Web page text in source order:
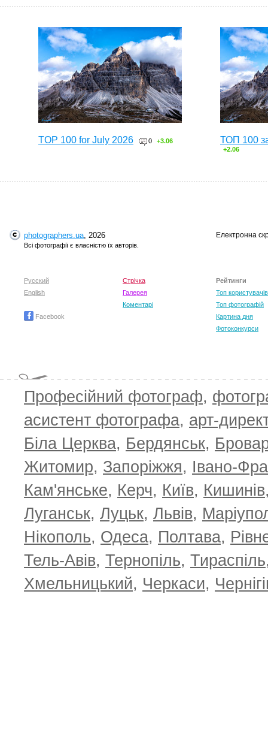
TOP 100 for July 2026 0 +3.06 ТОП 100
+2.06
TOP 100 for May 2026 0 +6.59 ТОП 100
+4.30
photographers.ua, 2026
Всі фотографії є власністю їх авторів.
Електронна
Русский
English
Facebook
Стрічка
Галерея
Коментарі
Рейтинги
Топ користувачів
Топ фотографій
Картина дня
Фотоконкурси
Професійний фотограф,
асистент фотографа, арт-
Біла Церква, Бердянськ,
Житомир, Запоріжжя, Івано-
Кам'янське, Керч, Київ, Кишинів
Луганськ, Луцьк, Львів,
Нікополь, Одеса, Полтава,
Тель-Авів, Тернопіль, Тираспіль
Хмельницький, Черкаси,